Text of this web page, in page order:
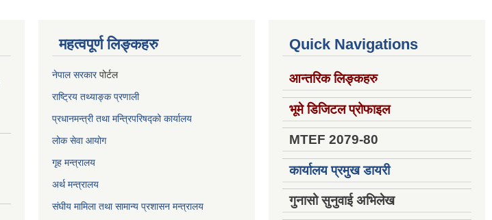
महत्वपूर्ण लिङ्कहरु
नेपाल सरकारपोर्टल
राष्ट्रिय तथ्याङ्क प्रणाली
प्रधानमन्त्री तथा मन्त्रिपरिषद्को कार्यालय
लोक सेवाआयोग
गृह मन्त्रालय
अर्थ मन्त्रालय
संघीय मामिला तथा सामान्य प्रशासन मन्त्रालय
Quick Navigations
आन्तरिक लिङ्कहरु
भूमे डिजिटल प्रोफाइल
MTEF 2079-80
कार्यालय प्रमुख डायरी
गुनासो सुनुवाई अभिलेख